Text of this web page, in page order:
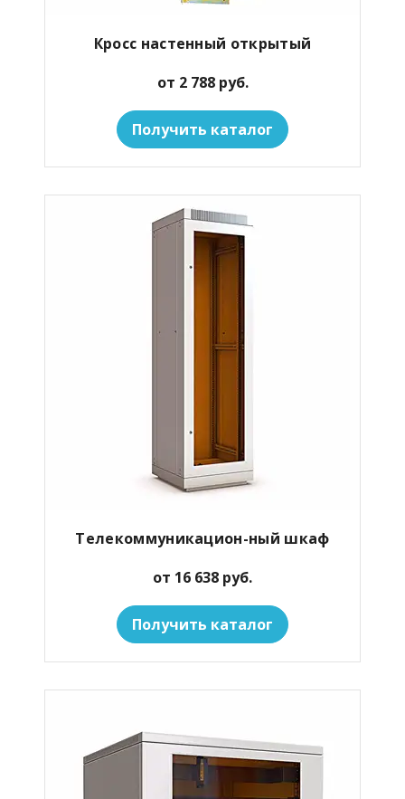
Кросс настенный открытый
от 2 788 руб.
Получить каталог
Телекоммуникацион-ный шкаф
от 16 638 руб.
Получить каталог